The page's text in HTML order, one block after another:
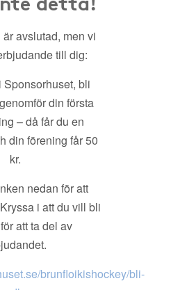
avslutad, men vi
till dig:
Sponsorhuset, bli
din första
– då får du en
din förening får 50
kr.
nedan för att
i att du vill bli
att ta del av
brunfloikishockey/bli-